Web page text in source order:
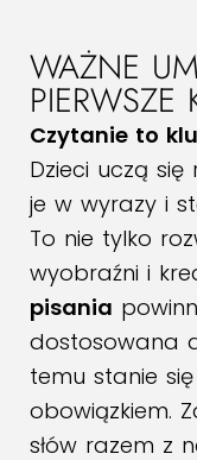
WAŻNE
PIERWSZE
Czytanie to
Dzieci uczą
je w wyrazy i
To nie tylko
wyobraźni i
pisania
dostosowana
temu stanie
obowiązkiem.
słów razem z